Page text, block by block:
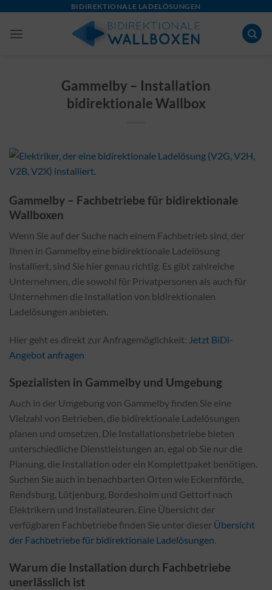
content
BIDIREKTIONALE LADELÖSUNGEN
Gammelby – Installation
bidirektionale Wallbox
Gammelby – Fachbetriebe für bidirektionale
Wallboxen
Wenn Sie auf der Suche nach einem Fachbetrieb sind, der
Ihnen in Gammelby eine bidirektionale Ladelösung
installiert, sind Sie hier genau richtig. Es gibt zahlreiche
Unternehmen, die sowohl für Privatpersonen als auch für
Unternehmen die Installation von bidirektionalen
Ladelösungen anbieten.
Hier geht es direkt zur Anfragemöglichkeit: Jetzt BiDi-
Angebot anfragen
Spezialisten in Gammelby und Umgebung
Auch in der Umgebung von Gammelby finden Sie eine
Vielzahl von Betrieben, die bidirektionale Ladelösungen
planen und umsetzen. Die Installationsbetriebe bieten
unterschiedliche Dienstleistungen an, egal ob Sie nur die
Planung, die Installation oder ein Komplettpaket benötigen.
Suchen Sie auch in benachbarten Orten wie Eckernförde,
Rendsburg, Lütjenburg, Bordesholm und Gettorf nach
Elektrikern und Installateuren. Eine Übersicht der
verfügbaren Fachbetriebe finden Sie unter dieser Übersicht
der Fachbetriebe für bidirektionale Ladelösungen.
Warum die Installation durch Fachbetriebe
unerlässlich ist